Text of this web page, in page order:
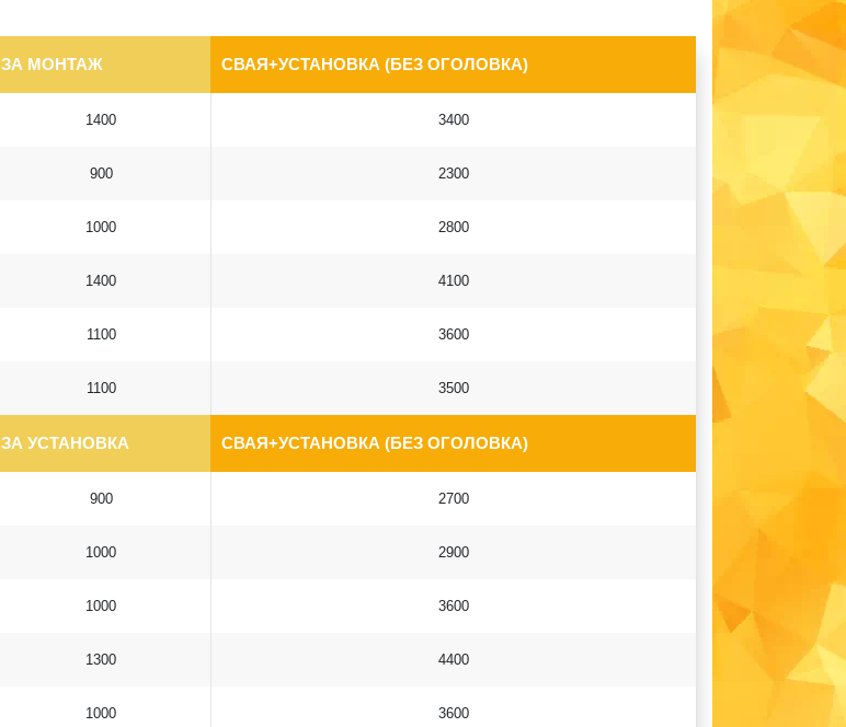
ЗА МОНТАЖ СВАЯ+УСТАНОВКА (БЕЗ ОГОЛОВКА)
1400 3400
900 2300
1000 2800
1400 4100
1100 3600
1100 3500
ЗА УСТАНОВКА СВАЯ+УСТАНОВКА (БЕЗ ОГОЛОВКА)
900 2700
1000 2900
1000 3600
1300 4400
1000 3600